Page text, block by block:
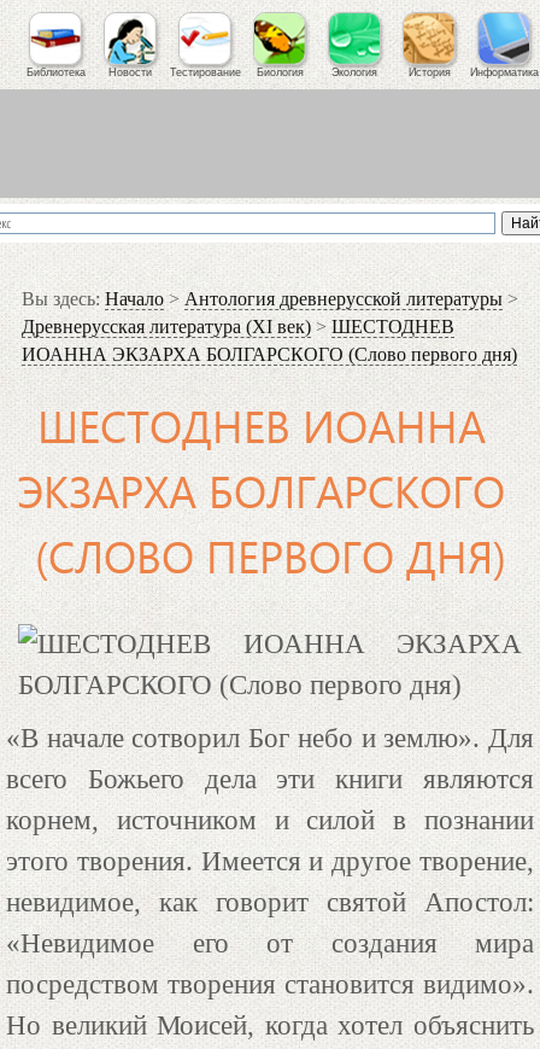
Библиотека Новости Тестирование Биология Экология История Информатика
Вы здесь: Начало > Антология древнерусской литературы>
Древнерусская литература (XI век) >ШЕСТОДНЕВ
ИОАННА ЭКЗАРХА БОЛГАРСКОГО (Слово первого дня)
ШЕСТОДНЕВ ИОАННА
ЭКЗАРХА БОЛГАРСКОГО
(СЛОВО ПЕРВОГО ДНЯ)
«В начале сотворил Бог небо и землю». Для
всего Божьего дела эти книги являются
корнем, источником и силой в познании
этого творения. Имеется и другое творение,
невидимое, как говорит святой Апостол:
«Невидимое его от создания мира
посредством творения становится видимо».
Но великий Моисей, когда хотел объяснить